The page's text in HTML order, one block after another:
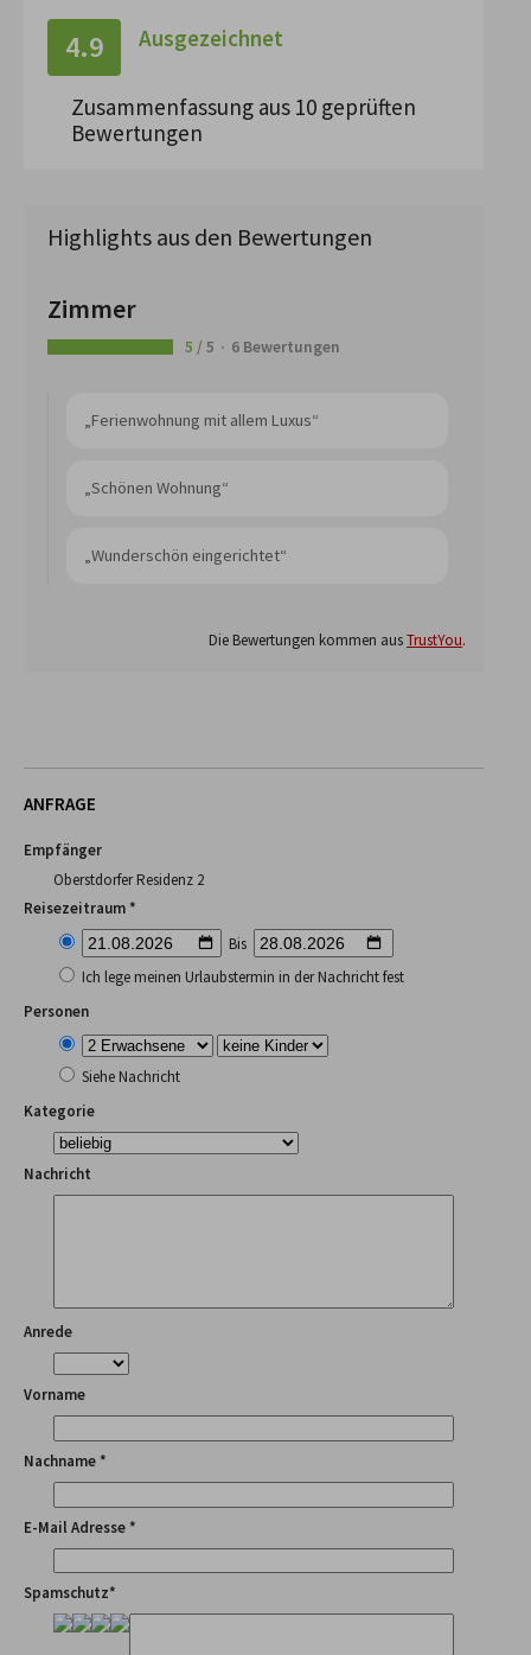
4.9 Ausgezeichnet
Zusammenfassung aus 10 geprüften
Bewertungen
Highlights aus den Bewertungen
Zimmer
5 / 5 6 Bewertungen
„Ferienwohnung mit allem Luxus“
„Schönen Wohnung“
„Wunderschön eingerichtet“
Die Bewertungen kommen ausTrustYou.
ANFRAGE
Empfänger
Oberstdorfer Residenz 2
Reisezeitraum *
Bis
Ich lege meinen Urlaubstermin in der Nachricht fest
Personen
Siehe Nachricht
Kategorie
Nachricht
Anrede
Vorname
Nachname *
E-Mail Adresse *
Spamschutz*